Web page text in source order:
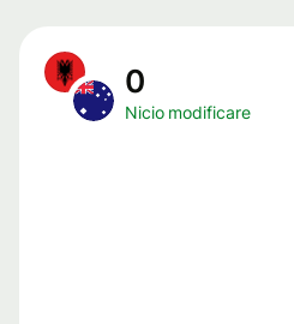
0
Nicio modificare